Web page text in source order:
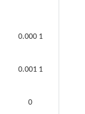
0.000 1
0.001 1
0